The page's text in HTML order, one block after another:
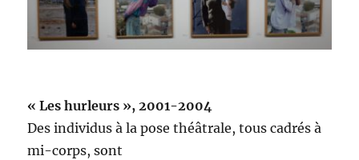
« Les hurleurs », 2001-2004
Des individus à la pose théâtrale, tous cadrés à
mi-corps, sont